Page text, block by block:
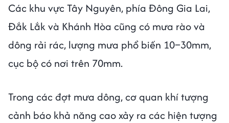
Các khu vực Tây Nguyên, phía Đông Gia Lai,
Đắk Lắk và Khánh Hòa cũng có mưa rào và
dông rải rác, lượng mưa phổ biến 10–30mm,
cục bộ có nơi trên 70mm.
Trong các đợt mưa dông, cơ quan khí tượng
cảnh báo khả năng cao xảy ra các hiện tượng